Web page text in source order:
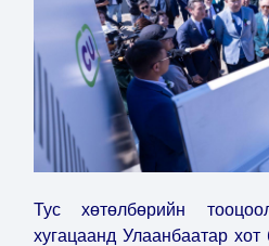
Тус хөтөлбөрийн
хугацаанд Улаанбаатар